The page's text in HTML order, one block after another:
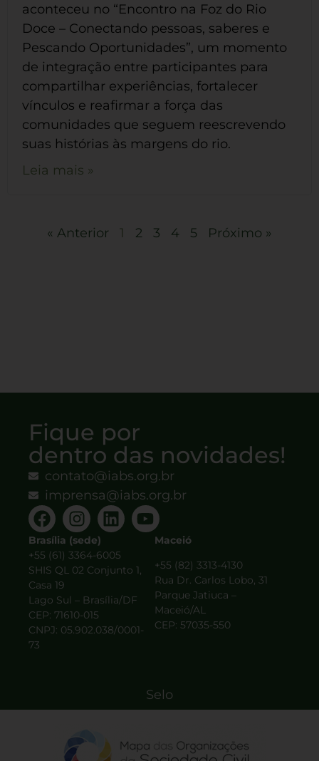
aconteceu no “Encontro na Foz do Rio
Doce – Conectando pessoas, saberes e
Pescando Oportunidades”, um momento
de integração entre participantes para
compartilhar experiências, fortalecer
vínculos e reafirmar a força das
comunidades que seguem reescrevendo
suas histórias às margens do rio.
Leia mais »
« Anterior 1 2 3 4 5 Próximo »
Fique por
dentro das novidades!
contato@iabs.org.br
imprensa@iabs.org.br
Brasília (sede)
+55 (61) 3364-6005
SHIS QL 02 Conjunto 1,
Casa 19
Lago Sul – Brasília/DF
CEP: 71610-015
CNPJ: 05.902.038/0001-
73
Maceió
+55 (82) 3313-4130
Rua Dr. Carlos Lobo, 31
Parque Jatiuca –
Maceió/AL
CEP: 57035-550
Selo